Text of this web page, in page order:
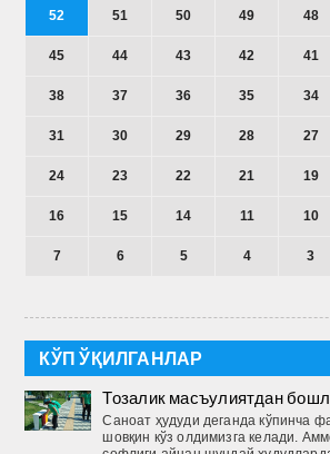
52 51 50 49 48
45 44 43 42 41
38 37 36 35 34
31 30 29 28 27
24 23 22 21 19
16 15 14 11 10
7 6 5 4 3
КЎП ЎҚИЛГАНЛАР
Тозалик масъулиятдан
Саноат ҳудуди деганда кўпинча
шовқин кўз олдимизга келади.